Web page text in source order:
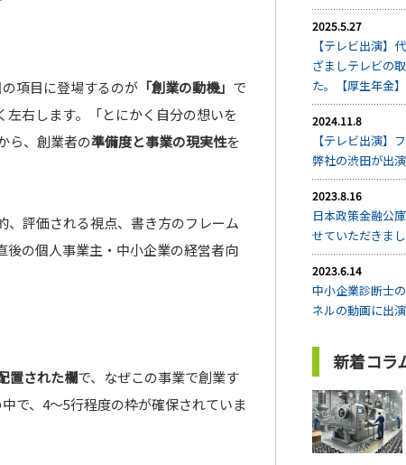
項目に登場するのが 「創業の動機」 で
右します。「とにかく自分の想いを
ら、創業者の準備度と事業の現実性を
、評価される視点、書き方のフレーム
後の個人事業主・中小企業の経営者向
置された欄で、なぜこの事業で創業す
で、4〜5行程度の枠が確保されていま
2025.5.27
【テレビ出演】
ざましテレビの
た。【厚生年金】
2024.11.8
【テレビ出演】
弊社の渋田が出
2023.8.16
日本政策金融公
せていただきまし
2023.6.14
中小企業診断士
ネルの動画に出
新着コラ